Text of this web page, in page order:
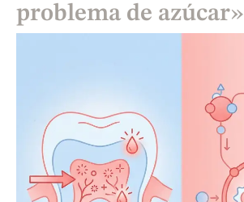
problema de azúcar»